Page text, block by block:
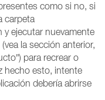
como si no, si
carpeta
y ejecutar nuevamente
la sección anterior,
para recrear o
hecho esto, intente
debería abrirse